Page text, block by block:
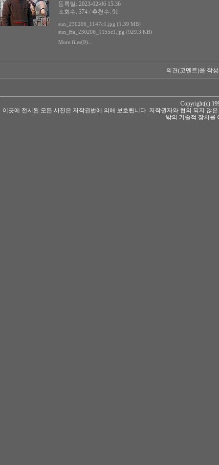
등록일: 2023-02-06 15:36
조회수: 374 / 추천수: 91
sun_230206_1147c1.jpg (1.39 MB)
sun_Ha_230206_1155c1.jpg (929.3 KB)
More files(9)...
의견(코멘트)을 작
Copyright(c)
이곳에 전시된 모든 사진은 저작권법에 의해 보호됩니다. 저작권자와 협의 되지 않
밖의 기술적 장치를